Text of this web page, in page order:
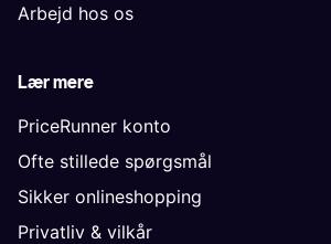
Arbejd hos os
Lær mere
PriceRunner konto
Ofte stillede spørgsmål
Sikker onlineshopping
Privatliv & vilkår